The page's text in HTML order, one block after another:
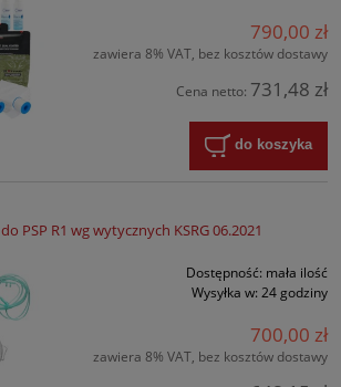
790,00 zł
zawiera 8% VAT, bez kosztów dostawy
Cena netto: 731,48 zł
do koszyka
PSP R1 wg wytycznych KSRG 06.2021
Dostępność: mała ilość
Wysyłka w: 24 godziny
700,00 zł
zawiera 8% VAT, bez kosztów dostawy